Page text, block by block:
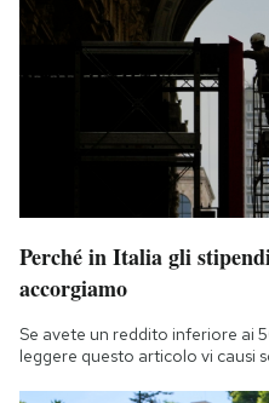
Perché in Italia gli
accorgiamo
Se avete un reddito inferiore ai
leggere questo articolo vi causi